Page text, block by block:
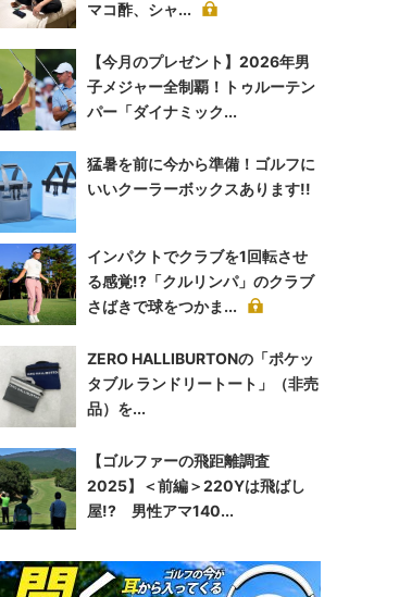
マコ酢、シャ...
【今月のプレゼント】2026年男
子メジャー全制覇！トゥルーテン
パー「ダイナミック...
猛暑を前に今から準備！ゴルフに
いいクーラーボックスあります!!
インパクトでクラブを1回転させ
る感覚!?「クルリンパ」のクラブ
さばきで球をつかま...
ZERO HALLIBURTONの「ポケッ
タブル ランドリートート」（非売
品）を...
【ゴルファーの飛距離調査
2025】＜前編＞220Yは飛ばし
屋!? 男性アマ140...